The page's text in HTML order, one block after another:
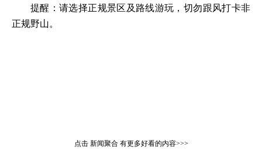
提醒：请选择正规景区及路线游玩，切勿跟风打卡非
正规野山。
点击 新闻聚合有更多好看的内容>>>